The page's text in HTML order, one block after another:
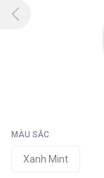
MÀU SẮC
Xanh Mint